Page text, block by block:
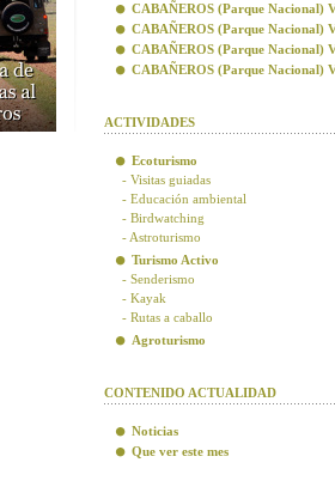
CABAÑEROS (Parque Nacional)
CABAÑEROS (Parque Nacional)
CABAÑEROS (Parque Nacional)
CABAÑEROS (Parque Nacional)
ACTIVIDADES
Ecoturismo
- Visitas guiadas
- Educación ambiental
- Birdwatching
- Astroturismo
Turismo Activo
- Senderismo
- Kayak
- Rutas a caballo
Agroturismo
CONTENIDO ACTUALIDAD
Noticias
Que ver este mes